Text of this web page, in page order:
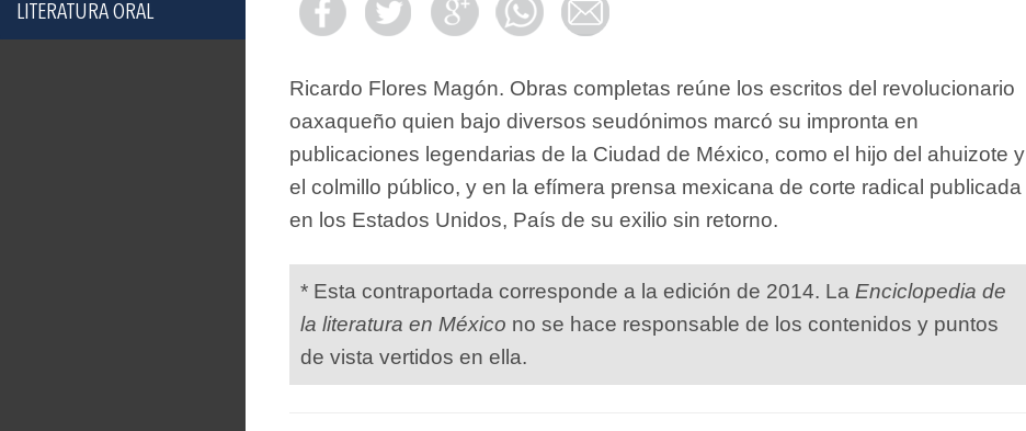
LITERATURA ORAL
Ricardo Flores Magón. Obras completas reúne los escritos del revolucionario
oaxaqueño quien bajo diversos seudónimos marcó su impronta en
publicaciones legendarias de la Ciudad de México, como el hijo del ahuizote y
el colmillo público, y en la efímera prensa mexicana de corte radical publicada
en los Estados Unidos, País de su exilio sin retorno.
* Esta contraportada corresponde a la edición de 2014. La Enciclopedia de
la literatura en México no se hace responsable de los contenidos y puntos
de vista vertidos en ella.